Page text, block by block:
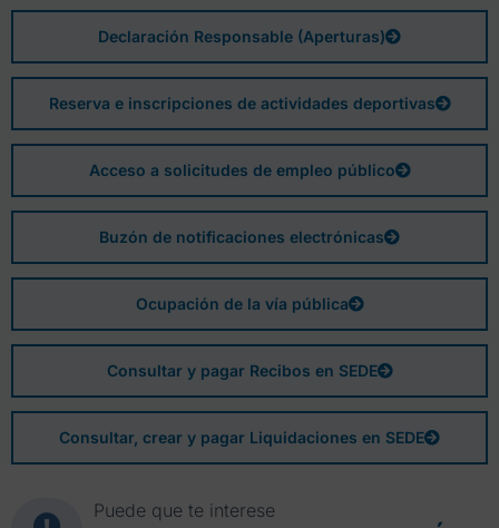
Declaración Responsable (Aperturas)
Reserva e inscripciones de actividades deportivas
Acceso a solicitudes de empleo público
Buzón de notificaciones electrónicas
Ocupación de la vía pública
Consultar y pagar Recibos en SEDE
Consultar, crear y pagar Liquidaciones en SEDE
Puede que te interese